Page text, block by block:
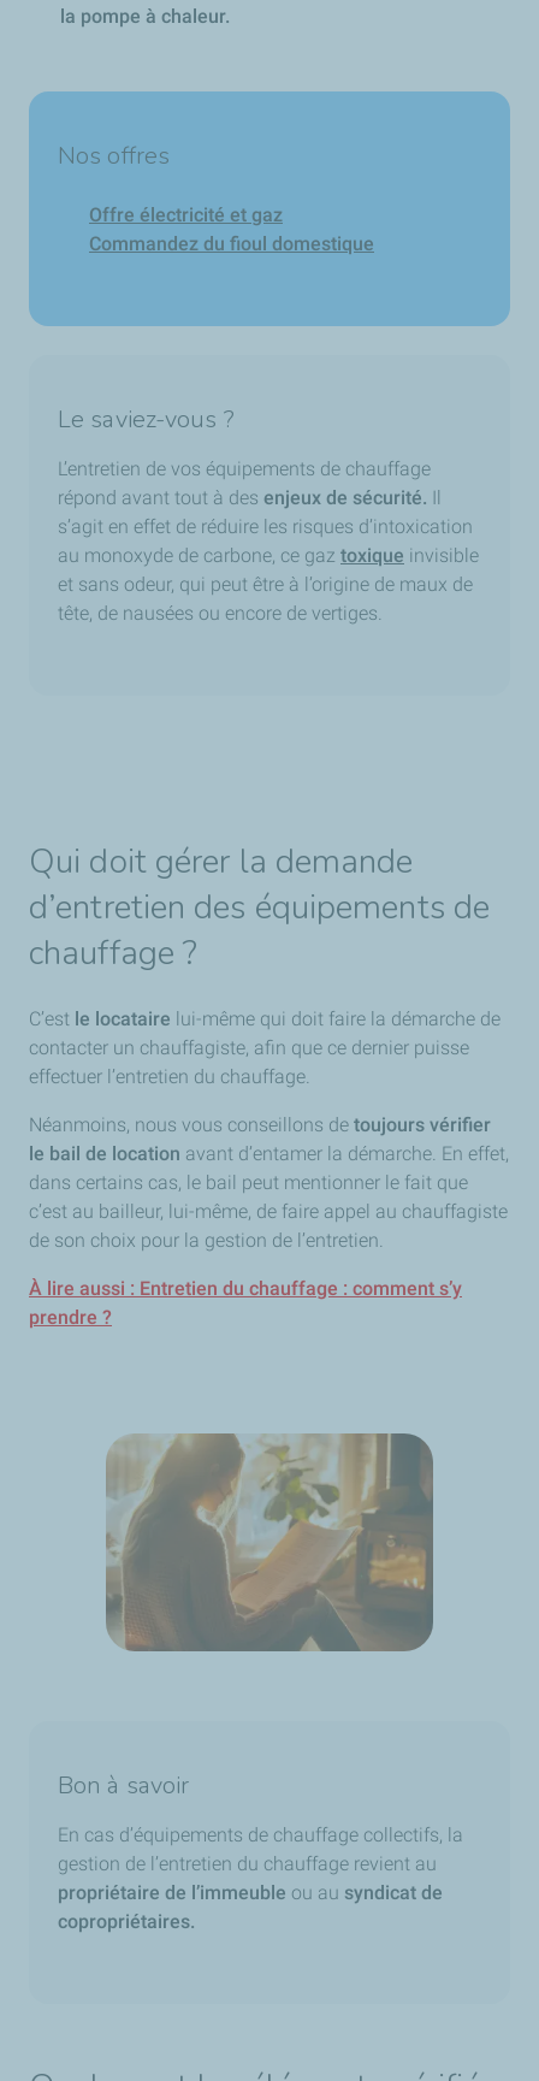
la pompe à chaleur.
Nos offres
Offre électricité et gaz
Commandez du fioul domestique
Le saviez-vous ?
L’entretien de vos équipements de chauffage
répond avant tout à des enjeux de sécurité. Il
s’agit en effet de réduire les risques d’intoxication
au monoxyde de carbone, ce gaz toxique invisible
et sans odeur, qui peut être à l’origine de maux de
tête, de nausées ou encore de vertiges.
Qui doit gérer la demande
d’entretien des équipements de
chauffage ?
C’est le locataire lui-même qui doit faire la démarche de
contacter un chauffagiste, afin que ce dernier puisse
effectuer l’entretien du chauffage.
Néanmoins, nous vous conseillons de toujours vérifier
le bail de location avant d’entamer la démarche. En effet,
dans certains cas, le bail peut mentionner le fait que
c’est au bailleur, lui-même, de faire appel au chauffagiste
de son choix pour la gestion de l’entretien.
À lire aussi : Entretien du chauffage : comment s’y
prendre ?
Bon à savoir
En cas d’équipements de chauffage collectifs, la
gestion de l’entretien du chauffage revient au
propriétaire de l’immeuble ou au syndicat de
copropriétaires.